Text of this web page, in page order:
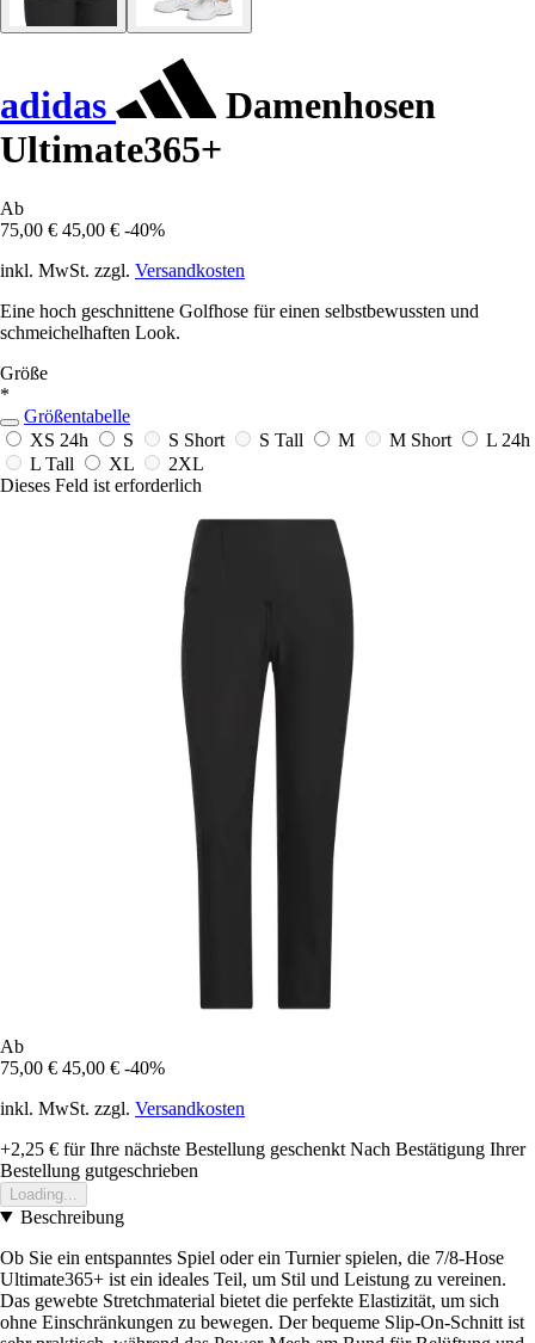
adidas
Damenhosen
Ultimate365+
Ab
75,00 € 45,00 € -40%
inkl. MwSt. zzgl. Versandkosten
Eine hoch geschnittene Golfhose für einen selbstbewussten und
schmeichelhaften Look.
Größe
*
Größentabelle
XS 24h S S Short S Tall M M Short L 24h
L Tall
XL
2XL
Dieses Feld ist erforderlich
Ab
75,00 € 45,00 € -40%
inkl. MwSt. zzgl. Versandkosten
+2,25 € für Ihre nächste Bestellung geschenkt Nach Bestätigung Ihrer
Bestellung gutgeschrieben
Loading...
Beschreibung
Ob Sie ein entspanntes Spiel oder ein Turnier spielen, die 7/8-Hose
Ultimate365+ ist ein ideales Teil, um Stil und Leistung zu vereinen.
Das gewebte Stretchmaterial bietet die perfekte Elastizität, um sich
ohne Einschränkungen zu bewegen. Der bequeme Slip-On-Schnitt ist